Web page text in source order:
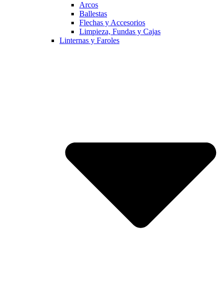
Arcos
Ballestas
Flechas y Accesorios
Limpieza, Fundas y Cajas
Linternas y Faroles